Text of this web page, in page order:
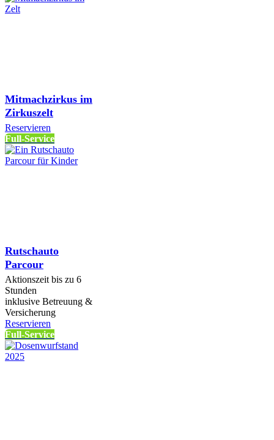
Mitmachzirkus im
Zirkuszelt
Reservieren
Full-Service
Rutschauto
Parcour
Aktionszeit bis zu 6
Stunden
inklusive Betreuung &
Versicherung
Reservieren
Full-Service